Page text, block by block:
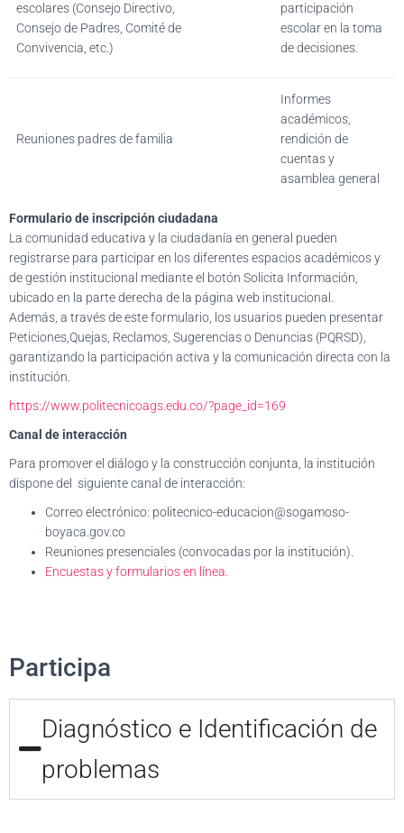
escolares (Consejo Directivo,
Consejo de Padres, Comité de
Convivencia, etc.)
participación
escolar en la toma
de decisiones.
Reuniones padres de familia
Informes
académicos,
rendición de
cuentas y
asamblea general
Formulario de inscripción ciudadana
La comunidad educativa y la ciudadanía en general pueden
registrarse para participar en los diferentes espacios académicos y
de gestión institucional mediante el botón Solicita Información,
ubicado en la parte derecha de la página web institucional.
Además, a través de este formulario, los usuarios pueden presentar
Peticiones,Quejas, Reclamos, Sugerencias o Denuncias (PQRSD),
garantizando la participación activa y la comunicación directa con la
institución.
https://www.politecnicoags.edu.co/?page_id=169
Canal de interacción
Para promover el diálogo y la construcción conjunta, la institución
dispone del siguiente canal de interacción:
Correo electrónico: politecnico-educacion@sogamoso-
boyaca.gov.co
Reuniones presenciales (convocadas por la institución).
Encuestas y formularios en línea.
Participa
Diagnóstico e Identificación de
problemas